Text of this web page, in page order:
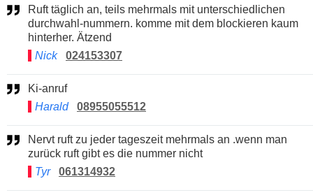
Ruft täglich an, teils mehrmals mit unterschiedlichen
durchwahl-nummern. komme mit dem blockieren kaum
hinterher. Ätzend
Nick
024153307
Ki-anruf
Harald
08955055512
Nervt ruft zu jeder tageszeit mehrmals an .wenn man
zurück ruft gibt es die nummer nicht
Tyr
061314932